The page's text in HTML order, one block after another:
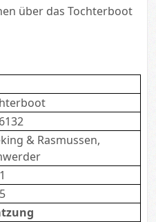
über das Tochterboot
& Rasmussen,